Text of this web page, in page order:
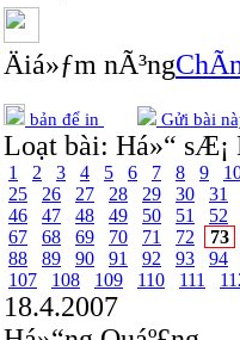
Äiá»ƒm nÃ³ng
bản để in Gửi bài
Loạt bài: Há»“ sÆ¡
1 2 3 4 5 6 7 8 9
25
26 27 28 29 30
31
46
47 48 49 50 51
52
67
68 69 70 71 72
73
88
89 90 91 92 93
94
107
108 109 110 111
18.4.2007